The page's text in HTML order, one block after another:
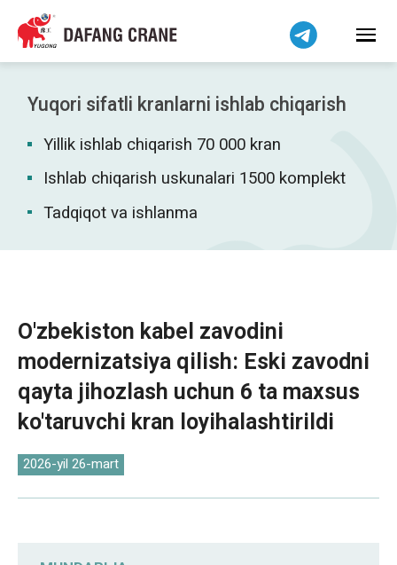
Yuqori sifatli kranlarni ishlab chiqarish
Yillik ishlab chiqarish 70 000 kran
Ishlab chiqarish uskunalari 1500 komplekt
Tadqiqot va ishlanma
O'zbekiston kabel zavodini
modernizatsiya qilish: Eski zavodni
qayta jihozlash uchun 6 ta maxsus
ko'taruvchi kran loyihalashtirildi
2026-yil 26-mart
हिन्दी
Bahasa Indonesia
Bahasa Melayu
Tiếng Việt
简体中文
বাংলা
فارسی
Pilipino
Беларуская мова
Kiswahili
Dansk
Norsk